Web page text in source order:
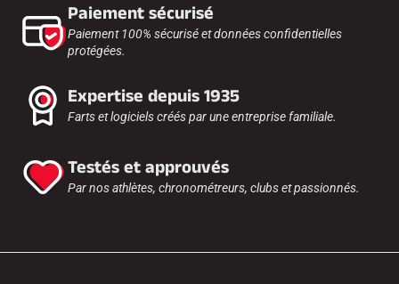
Paiement sécurisé
Paiement 100% sécurisé et données confidentielles
protégées.
Expertise depuis 1935
Farts et logiciels créés par une entreprise familiale.
Testés et approuvés
Par nos athlètes, chronométreurs, clubs et passionnés.